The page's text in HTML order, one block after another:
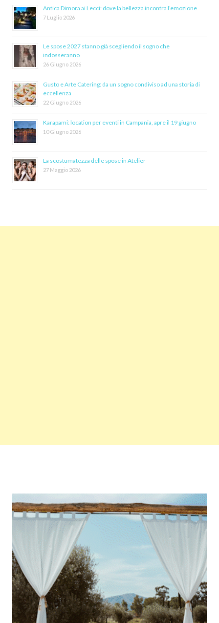
Antica Dimora ai Lecci: dove la bellezza incontra l’emozione
7 Luglio 2026
Le spose 2027 stanno già scegliendo il sogno che
indosseranno
26 Giugno 2026
Gusto e Arte Catering: da un sogno condiviso ad una storia di
eccellenza
22 Giugno 2026
Karapami: location per eventi in Campania, apre il 19 giugno
10 Giugno 2026
La scostumatezza delle spose in Atelier
27 Maggio 2026